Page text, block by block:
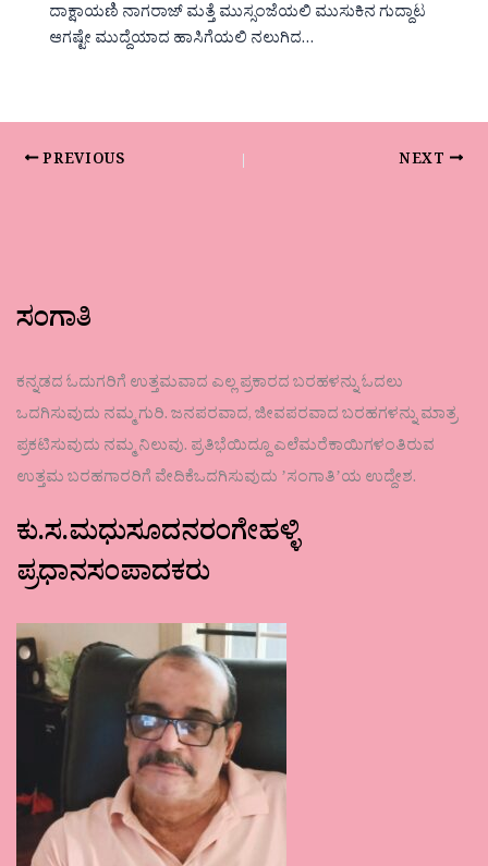
ದಾಕ್ಷಾಯಣಿ ನಾಗರಾಜ್ ಮತ್ತೆ ಮುಸ್ಸಂಜೆಯಲಿ ಮುಸುಕಿನ ಗುದ್ದಾಟ
ಆಗಷ್ಟೇ ಮುದ್ದೆಯಾದ ಹಾಸಿಗೆಯಲಿ ನಲುಗಿದ…
PREVIOUS NEXT
ಸಂಗಾತಿ
ಕನ್ನಡದ ಓದುಗರಿಗೆ ಉತ್ತಮವಾದ ಎಲ್ಲ ಪ್ರಕಾರದ ಬರಹಳನ್ನು ಓದಲು
ಒದಗಿಸುವುದು ನಮ್ಮ ಗುರಿ. ಜನಪರವಾದ, ಜೀವಪರವಾದ ಬರಹಗಳನ್ನು ಮಾತ್ರ
ಪ್ರಕಟಿಸುವುದು ನಮ್ಮ ನಿಲುವು. ಪ್ರತಿಭೆಯಿದ್ದೂ ಎಲೆಮರೆಕಾಯಿಗಳಂತಿರುವ
ಉತ್ತಮ ಬರಹಗಾರರಿಗೆ ವೇದಿಕೆಒದಗಿಸುವುದು ʼಸಂಗಾತಿʼಯ ಉದ್ದೇಶ.
ಕು.ಸ.ಮಧುಸೂದನರಂಗೇಹಳ್ಳಿ
ಪ್ರಧಾನಸಂಪಾದಕರು